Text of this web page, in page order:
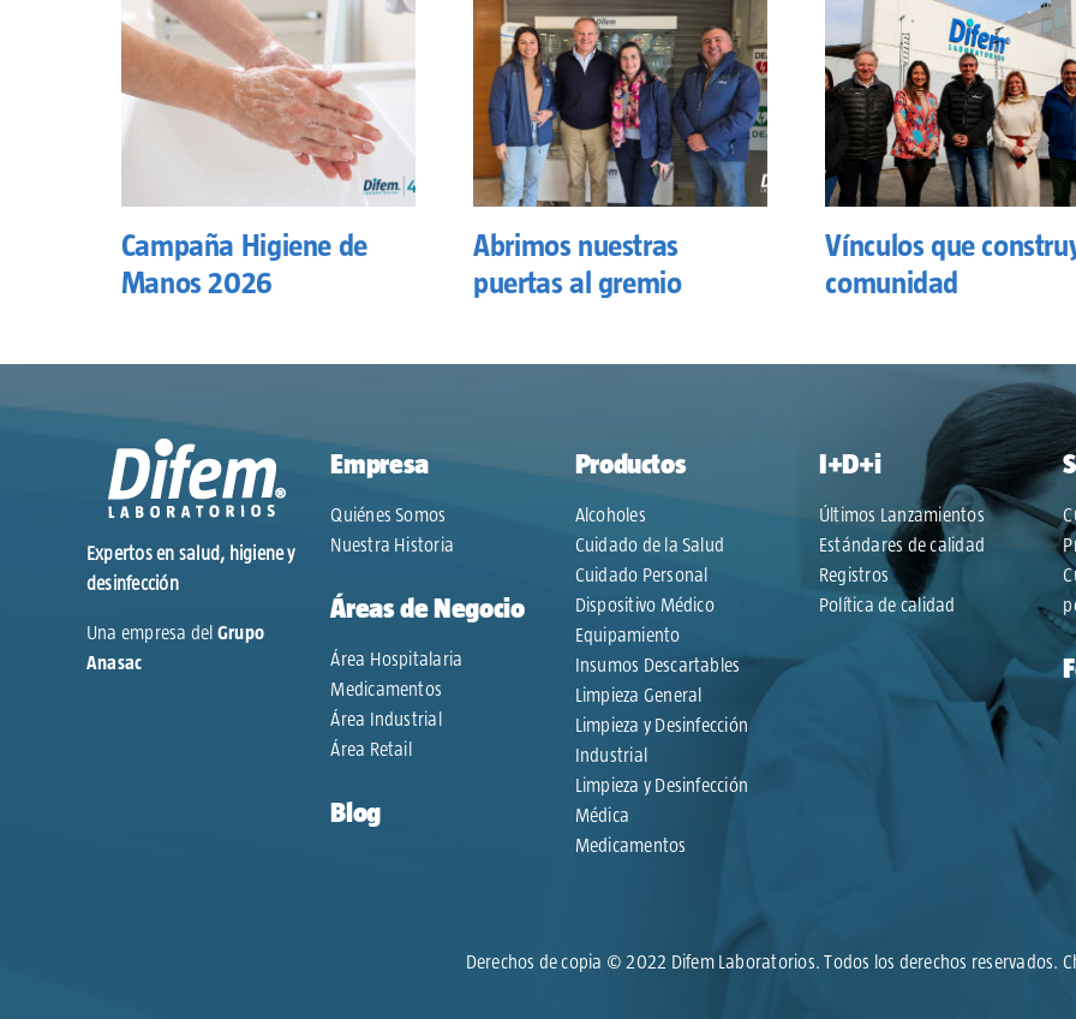
Campaña Higiene de
Manos 2026
Abrimos nuestras
puertas al gremio
Vínculos que
comunidad
Expertos en salud, higiene y
desinfección
Una empresa del Grupo
Anasac
Empresa
Quiénes Somos
Nuestra Historia
Áreas de Negocio
Área Hospitalaria
Medicamentos
Área Industrial
Área Retail
Blog
Productos
Alcoholes
Cuidado de la Salud
Cuidado Personal
Dispositivo Médico
Equipamiento
Insumos Descartables
Limpieza General
Limpieza y Desinfección
Industrial
Limpieza y Desinfección
Médica
Medicamentos
I+D+i
Últimos Lanzamientos
Estándares de calidad
Registros
Política de calidad
Derechos de copia © 2022 Difem Laboratorios. Todos los derechos reservados.